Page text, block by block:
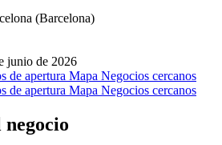
(Barcelona)
junio de 2026
de apertura Mapa Negocios cercanos
de apertura Mapa Negocios cercanos